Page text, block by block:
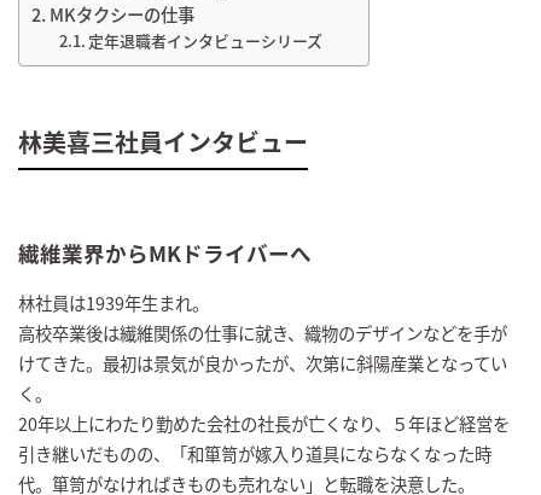
MKタクシーの仕事
定年退職者インタビューシリーズ
林美喜三社員インタビュー
繊維業界からMKドライバーへ
林社員は1939年生まれ。
高校卒業後は繊維関係の仕事に就き、織物のデザインなどを手が
けてきた。最初は景気が良かったが、次第に斜陽産業となってい
く。
20年以上にわたり勤めた会社の社長が亡くなり、５年ほど経営を
引き継いだものの、「和箪笥が嫁入り道具にならなくなった時
代。箪笥がなければきものも売れない」と転職を決意した。